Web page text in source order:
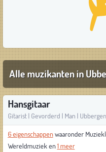
Alle muzikanten in
Hansgitaar
Gitarist | Gevorderd | Man | Ubbergen
6 eigenschappenwaaronder
Wereldmuziek en1 meer